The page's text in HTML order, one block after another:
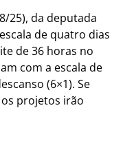
25), da deputada
de quatro dias
de 36 horas no
com a escala de
(6×1). Se
projetos irão